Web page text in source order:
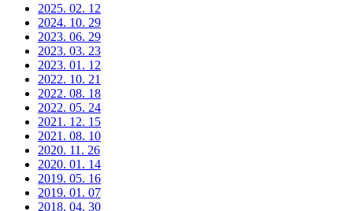
2025. 02. 12
2024. 10. 29
2023. 06. 29
2023. 03. 23
2023. 01. 12
2022. 10. 21
2022. 08. 18
2022. 05. 24
2021. 12. 15
2021. 08. 10
2020. 11. 26
2020. 01. 14
2019. 05. 16
2019. 01. 07
2018. 04. 30